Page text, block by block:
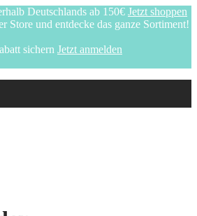
Deutschlands ab 150€ Jetzt shoppen
Store und entdecke das ganze Sortiment!
sichern Jetzt anmelden